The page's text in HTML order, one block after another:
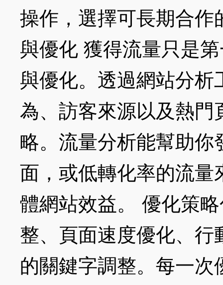
操作，選擇可長期合作
與優化 獲得流量只是
與優化。透過網站分析
為、訪客來源以及熱門
略。流量分析能幫助你
面，或低轉化率的流量
體網站效益。 優化策
整、頁面速度優化、行
的關鍵字調整。每一